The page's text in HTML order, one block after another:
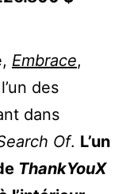
Embrace,
des
dans
Of. L’un
ThankYouX